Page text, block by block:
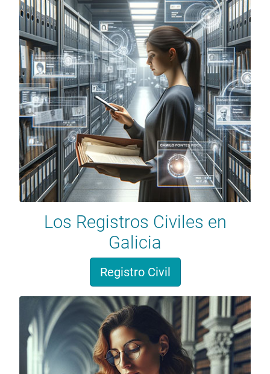
Los Registros Civiles en
Galicia
Registro Civil